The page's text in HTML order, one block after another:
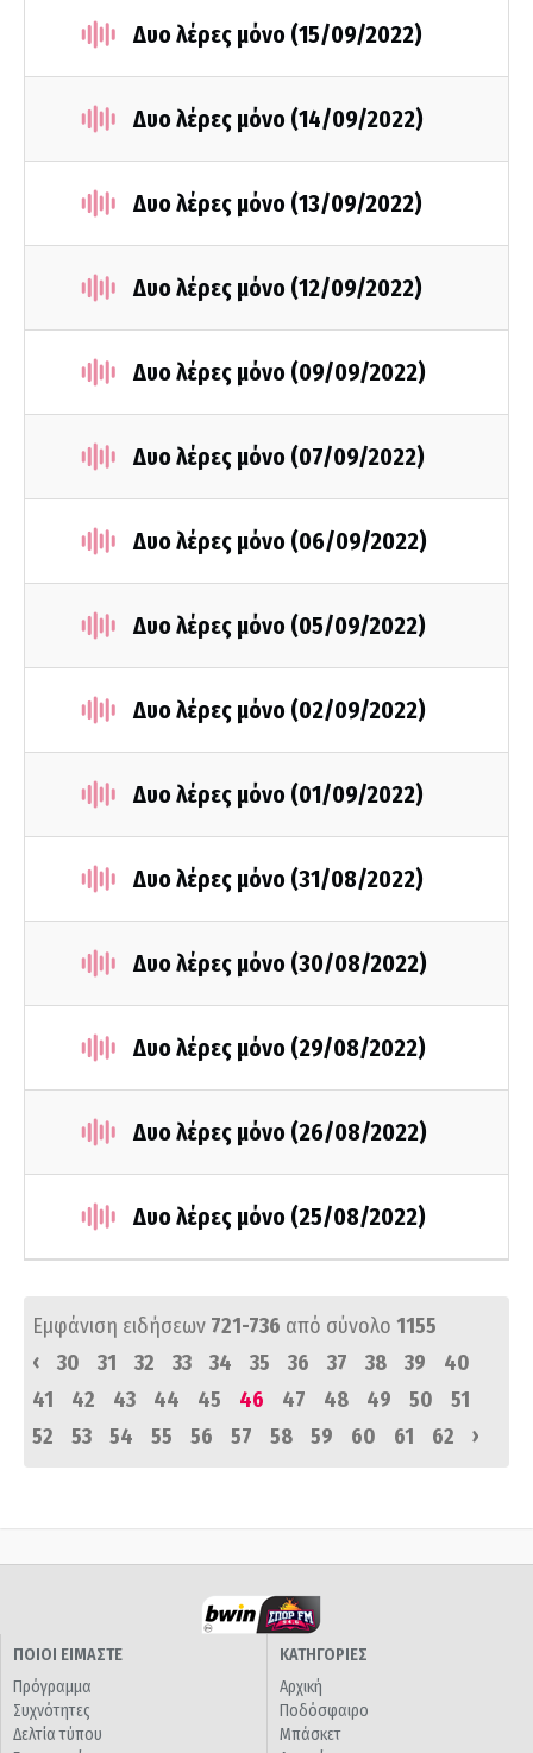
Δυο λέρες μόνο (15/09/2022)
Δυο λέρες μόνο (14/09/2022)
Δυο λέρες μόνο (13/09/2022)
Δυο λέρες μόνο (12/09/2022)
Δυο λέρες μόνο (09/09/2022)
Δυο λέρες μόνο (07/09/2022)
Δυο λέρες μόνο (06/09/2022)
Δυο λέρες μόνο (05/09/2022)
Δυο λέρες μόνο (02/09/2022)
Δυο λέρες μόνο (01/09/2022)
Δυο λέρες μόνο (31/08/2022)
Δυο λέρες μόνο (30/08/2022)
Δυο λέρες μόνο (29/08/2022)
Δυο λέρες μόνο (26/08/2022)
Δυο λέρες μόνο (25/08/2022)
Εμφάνιση ειδήσεων 721-736 από σύνολο 1155
‹
30 31 32 33 34 35 36 37 38 39
40
41
42 43 44 45 46 47 48 49 50
51
52
53 54 55 56 57 58 59 60 61 62 ›
ΠΟΙΟΙ ΕΙΜΑΣΤΕ
Πρόγραμμα
Συχνότητες
Δελτία τύπου
ΚΑΤΗΓΟΡΙΕΣ
Αρχική
Ποδόσφαιρο
Μπάσκετ